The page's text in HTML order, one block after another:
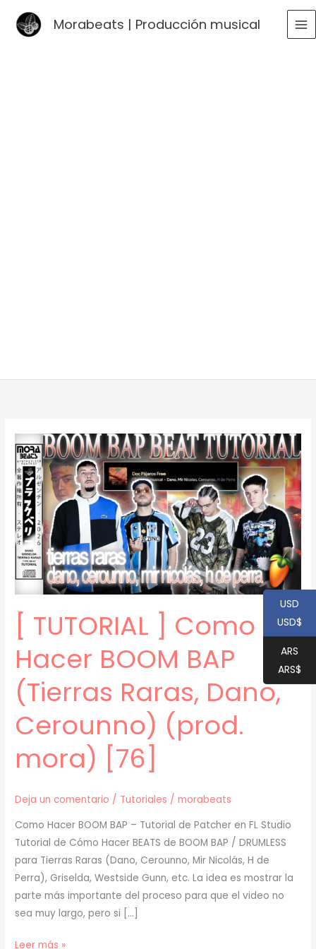
Morabeats | Producción musical
[ TUTORIAL ] Como
Hacer BOOM BAP
(Tierras Raras, Dano,
Cerounno) (prod.
mora) [76]
Deja un comentario / Tutoriales /morabeats
Como Hacer BOOM BAP – Tutorial de Patcher en FL Studio
Tutorial de Cómo Hacer BEATS de BOOM BAP / DRUMLESS
para Tierras Raras (Dano, Cerounno, Mir Nicolás, H de
Perra), Griselda, Westside Gunn, etc. La idea es mostrar la
parte más importante del proceso para que el video no
sea muy largo, pero si […]
[
Leer más »
USD
USD$
ARS
ARS$